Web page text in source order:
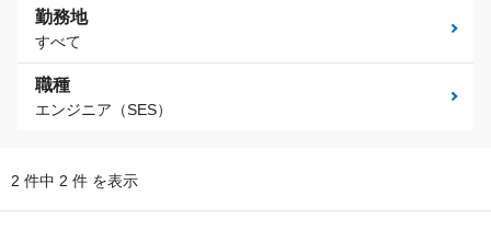
勤務地
すべて
職種
エンジニア（SES）
2 件中 2 件 を表示